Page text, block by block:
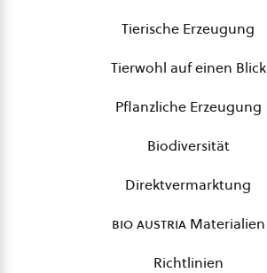
Tierische Erzeugung
Tierwohl auf einen Blick
Pflanzliche Erzeugung
Biodiversität
Direktvermarktung
bio austriaMaterialien
Richtlinien